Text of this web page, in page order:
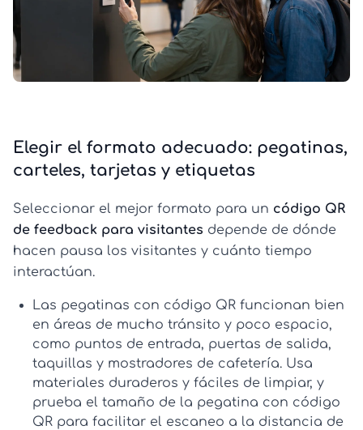
Elegir el formato adecuado: pegatinas,
carteles, tarjetas y etiquetas
Seleccionar el mejor formato para un código QR
de feedback para visitantes depende de dónde
hacen pausa los visitantes y cuánto tiempo
interactúan.
Las pegatinas con código QR funcionan bien
en áreas de mucho tránsito y poco espacio,
como puntos de entrada, puertas de salida,
taquillas y mostradores de cafetería. Usa
materiales duraderos y fáciles de limpiar, y
prueba el tamaño de la pegatina con código
QR para facilitar el escaneo a la distancia de